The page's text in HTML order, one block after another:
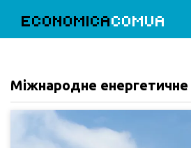
ECONOMICACOMUA
Міжнародне енергетичне